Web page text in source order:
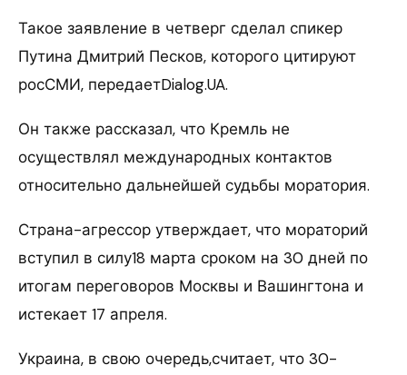
Такое заявление в четверг сделал спикер
Путина Дмитрий Песков, которого цитируют
росСМИ, передаетDialog.UA.
Он также рассказал, что Кремль не
осуществлял международных контактов
относительно дальнейшей судьбы моратория.
Страна-агрессор утверждает, что мораторий
вступил в силу18 марта сроком на 30 дней по
итогам переговоров Москвы и Вашингтона и
истекает 17 апреля.
Украина, в свою очередь,считает, что 30-